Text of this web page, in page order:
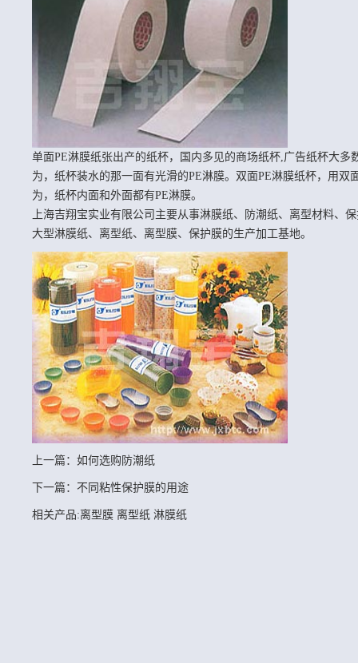
单面PE淋膜纸张出产的纸杯，国内多见的商场纸杯,广告纸杯大多
为，纸杯装水的那一面有光滑的PE淋膜。双面PE淋膜纸杯，用双
为，纸杯内面和外面都有PE淋膜。
上海吉翔宝实业有限公司主要从事淋膜纸、防潮纸、离型材料、
大型淋膜纸、离型纸、离型膜、保护膜的生产加工基地。
上一篇： 如何选购防潮纸
下一篇： 不同粘性保护膜的用途
相关产品:离型膜 离型纸 淋膜纸